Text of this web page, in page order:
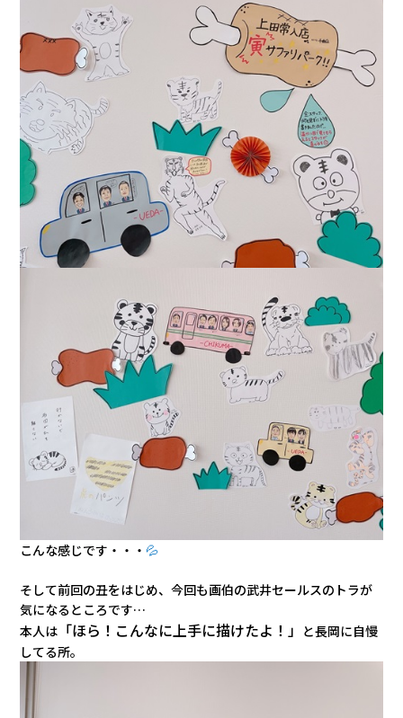
こんな感じです・・・💦
そして前回の丑をはじめ、今回も画伯の武井セールスのトラが
気になるところです…
本人は 「ほら！こんなに上手に描けたよ！」 と長岡に自慢
してる所。